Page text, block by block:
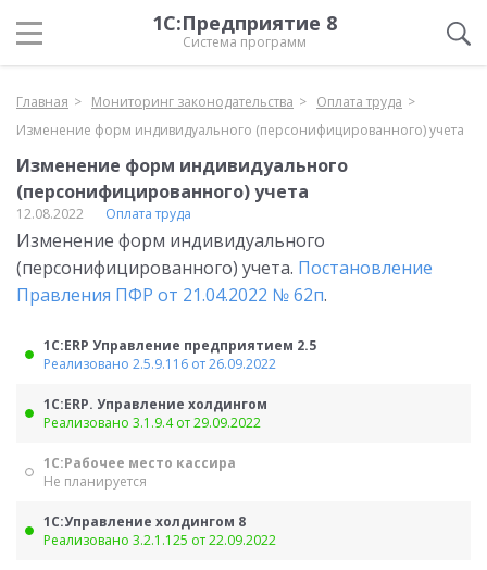
1С:Предприятие 8
Система программ
Главная Мониторинг законодательства
Оплата труда
Изменение форм индивидуального (персонифицированного) учета
Изменение форм индивидуального
(персонифицированного) учета
12.08.2022 Оплата труда
Изменение форм индивидуального
(персонифицированного) учета. Постановление
Правления ПФР от 21.04.2022 № 62п.
1С:ERP Управление предприятием 2.5
Реализовано 2.5.9.116 от 26.09.2022
1С:ERP. Управление холдингом
Реализовано 3.1.9.4 от 29.09.2022
1С:Рабочее место кассира
Не планируется
1С:Управление холдингом 8
Реализовано 3.2.1.125 от 22.09.2022